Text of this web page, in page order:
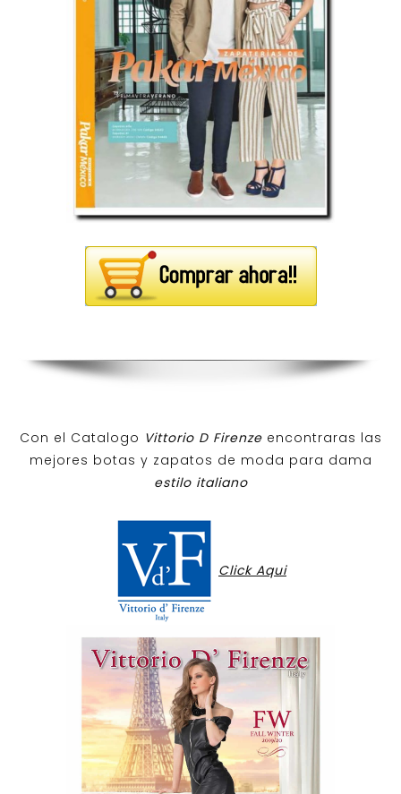
Con el Catalogo Vittorio D Firenzeencontraras las
mejores botas y zapatos de moda para dama
estilo italiano
Click Aqui